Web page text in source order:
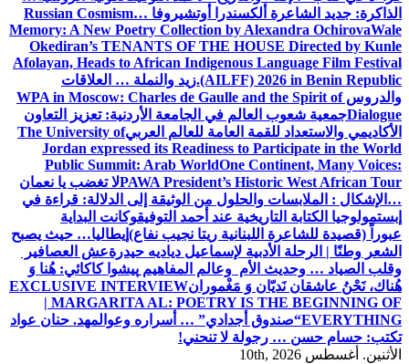
الذاكرة: جديد الشاعرة ألكسندرا أوتشيروفا Russian Cosmism…
Memory: A New Poetry Collection by Alexandra OchirovaWale
Okediran’s TENANTS OF THE HOUSE Directed by Kunle
Afolayan, Heads to African Indigenous Language Film Festival
(AILFF) 2026 in Benin Republic. زيد والنملة … العلاقات
والدروسWPA in Moscow: Charles de Gaulle and the Spirit of
Dialogueجمعية شعوب العالم في الجامعة الأردنية: تعزيز التعاون
الأكاديمي والاستعداد للقمة العامة للعالم العربيThe University of
Jordan expressed its Readiness to Participate in the World
Public Summit: Arab WorldOne Continent, Many Voices:
PAWA President’s Historic West African Tourلا تغضب يا نعمان
…الإشكال : الملابسات والحلول من الوثيقة إلى الدلالة: قراءة في
إبستمولوجيا الكتابة التاريخية عند أحمد التوفيقوكانت البداية
عبوراً (قصيدة للشاعرة اللبنانية ريتا نجيب نفاع) إيطاليا… حيث يصبح
الشعر وطنًا | الرحلة الأدبية لإسماعيل دياديه حيدرةعش العصافير
وقلب الصياد … وحديث الأم وعالم المفاهيم پیشوا کاکائي: هُنا وَ
هُناك، نَحْنُ عاشقان نَديّان وَ مَغْمورانEXCLUSIVE INTERVIEW
| MARGARITA AL: POETRY IS THE BEGINNING OF
EVERYTHING“صندوق أجدادي” … أسراره وعوالمهد. حنان عواد
تكتب: حسام حسن … رجولة لا تنحني!
الأثنين. أغسطس 10th, 2026